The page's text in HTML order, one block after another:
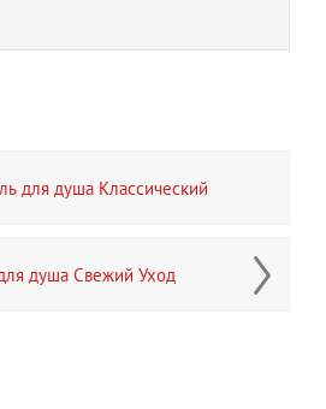
для душа Классический
душа Свежий Уход